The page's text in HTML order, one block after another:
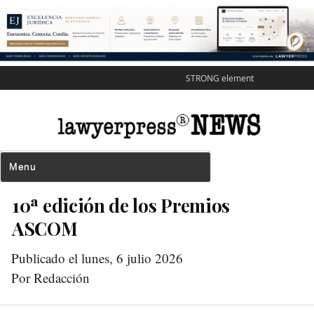
STRONG element
10ª edición de los Premios
ASCOM
Publicado el lunes, 6 julio 2026
Por Redacción